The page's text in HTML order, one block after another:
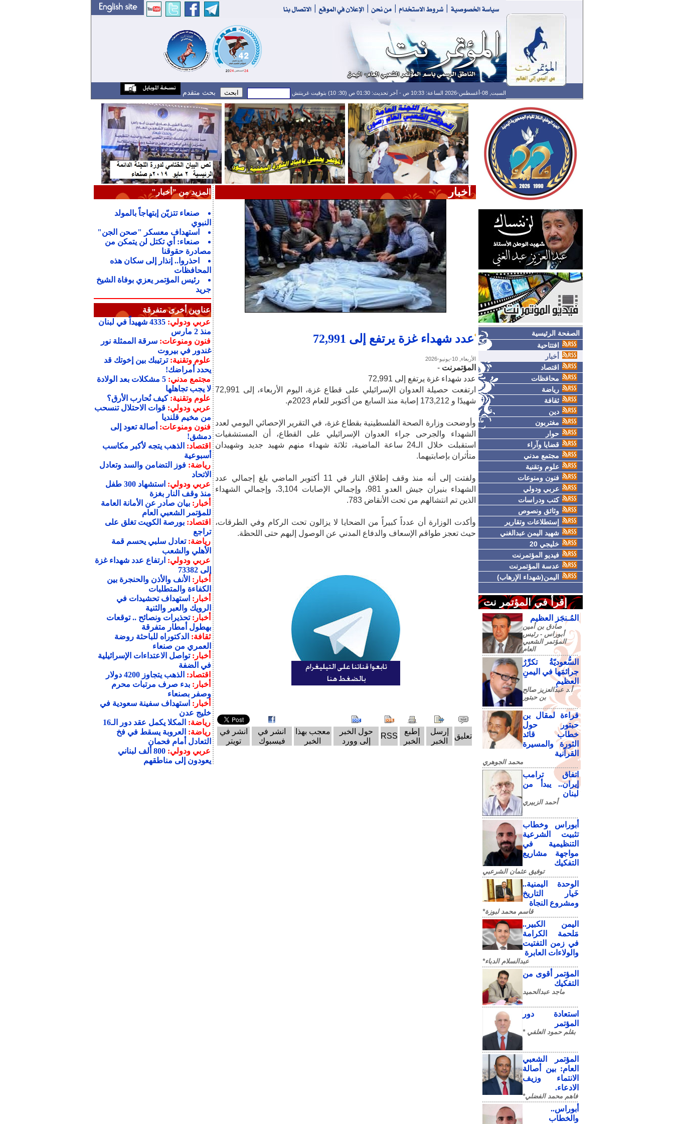
السبت, 08-أغسطس-2026 الساعة: 10:33 ص - آخر تحديث: 01:30 ص (30: 10) بتوقيت غرينتش بحث متقدم
الصفحة الرئيسية
افتتاحية
أخبار
اقتصاد
محافظات
رياضة
ثقافة
دين
مغتربون
حوار
قضايا وآراء
مجتمع مدني
علوم وتقنية
فنون ومنوعات
عربي ودولي
كتب ودراسات
وثائق ونصوص
إستطلاعات وتقارير
شهيد اليمن عبدالغني
خليجي 20
فيديو المؤتمرنت
عدسة المؤتمرنت
اليمن(شهداء الإرهاب)
إقرأ في المؤتمر نت
المُـنجَز العظيم
صادق‮ ‬بن‮ ‬أمين‮
‬أبوراس - رئيس‮
‬المؤتمر‮ ‬الشعبي‮
‬العام
السُّعوديّةُ تكرِّرُ
جرائمَها في اليمنِ
العظيمِ
أ.د عبدالعزيز صالح
بن حبتور
قراءة لمقال بن
حبتور حول
خطاب قائد
الثورة والمسيرة
القرآنية
محمد الجوهري
اتفاق ترامب
إيران.. يبدأ من
لبنان
أحمد الزبيري
أبوراس وخطاب
تثبيت الشرعية
التنظيمية في
مواجهة مشاريع
التفكيك
توفيق عثمان الشرعبي
الوحدة اليمنية..
خَيار التاريخ
ومشروع النجاة
قاسم محمد لبوزة*
​اليمن الكبير..
مَلحمة الكرامة
في زمن التفتيت
والولاءات العابرة
عبدالسلام الدباء*
المؤتمر أقوى من
التفكيك
ماجد عبدالحميد
استعادة دور
المؤتمر
بقلم حمود العلفي *
المؤتمر الشعبي
العام: بين أصالة
الانتماء وزيف
الادعاء.
فاهم محمد الفضلي*
أبوراس..
والخطاب
أخبار
عدد شهداء غزة يرتفع إلى 72,991
الأربعاء, 10-يونيو-2026
المؤتمرنت -
عدد شهداء غزة يرتفع إلى 72,991
ارتفعت حصيلة العدوان الإسرائيلي على قطاع غزة، اليوم الأربعاء، إلى 72,991
شهيدًا و 173,212 إصابة منذ السابع من أكتوبر للعام 2023م.
وأوضحت وزارة الصحة الفلسطينية بقطاع غزة، في التقرير الإحصائي اليومي لعدد
الشهداء والجرحى جراء العدوان الإسرائيلي على القطاع، أن المستشفيات
استقبلت خلال الـ24 ساعة الماضية، ثلاثة شهداء منهم شهيد جديد وشهيدان
متأثران بإصابتيهما.
ولفتت إلى أنه منذ وقف إطلاق النار في 11 أكتوبر الماضي بلغ إجمالي عدد
الشهداء بنيران جيش العدو 981، وإجمالي الإصابات 3,104، وإجمالي الشهداء
الذين تم انتشالهم من تحت الأنقاض 783.
وأكدت الوزارة أن عدداً كبيراً من الضحايا لا يزالون تحت الركام وفي الطرقات،
حيث تعجز طواقم الإسعاف والدفاع المدني عن الوصول إليهم حتى اللحظة.
تعليق
إرسل
الخبر
إطبع
الخبر
RSS
حول الخبر
إلى وورد
معجب بهذا
الخبر
انشر في
فيسبوك
انشر في
تويتر
المزيد من "أخبار"
صنعاء تتزيّن إبتهاجاً بالمولد
النبوي
استهداف معسكر "صحن الجن"
صنعاء: أي تكتل لن يتمكن من
مصادرة حقوقنا
احذروا.. إنذار إلى سكان هذه
المحافظات
رئيس المؤتمر يعزي بوفاة الشيخ
جريد
عناوين أخرى متفرقة
عربي ودولي:
4335 شهيداً في لبنان
منذ 2 مارس
فنون ومنوعات:سرقة الممثلة نور
غندور في بيروت
علوم وتقنية:ترتيبك بين إخوتك قد
يحدد أمراضك!
مجتمع مدني:
5 مشكلات بعد الولادة
لا يجب تجاهلها
علوم وتقنية:كيف نُحارب الأرق؟
عربي ودولي:قوات الاحتلال تنسحب
من مخيم قلنديا
فنون ومنوعات: أصالة تعود إلى
دمشق!
اقتصاد: الذهب يتجه لأكبر مكاسب
أسبوعية
رياضة:فوز التضامن والسد وتعادل
الاتحاد
عربي ودولي:
استشهاد 300 طفل
منذ وقف النار بغزة
أخبار:بيان صادر عن الأمانة العامة
للمؤتمر الشعبي العام
اقتصاد:بورصة الكويت تغلق على
تراجع
رياضة:تعادل سلبي يحسم قمة
الأهلي والشعب
عربي ودولي: ارتفاع عدد شهداء غزة
إلى 73382
أخبار: الأنف والأذن والحنجرة بين
الكفاءة والمتطلبات
أخبار: استهداف تحشيدات في
الرويك والعبر والثنية
أخبار:تحذيرات ونصائح .. توقعات
بهطول أمطار متفرقة
ثقافة: الدكتوراه للباحثة روضة
العمري من صنعاء
أخبار:تواصل الاعتداءات الإسرائيلية
في الضفة
اقتصاد: الذهب يتجاوز 4200 دولار
أخبار:بدء صرف مرتبات محرم
وصفر بصنعاء
أخبار: استهداف سفينة سعودية في
خليج عدن
رياضة: المكلا يكمل عقد دور الـ16
رياضة: العروبة يسقط في فخ
التعادل أمام فحمان
عربي ودولي:
800 ألف لبناني
يعودون إلى مناطقهم